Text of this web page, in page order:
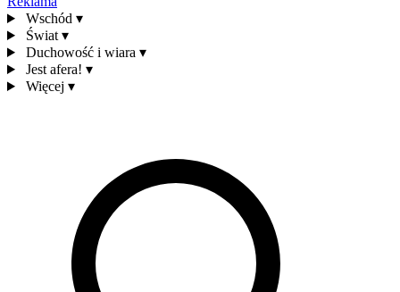
Wschód ▾
Świat ▾
Duchowość i wiara ▾
Jest afera! ▾
Więcej ▾